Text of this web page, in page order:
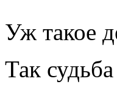
Уж такое
Так